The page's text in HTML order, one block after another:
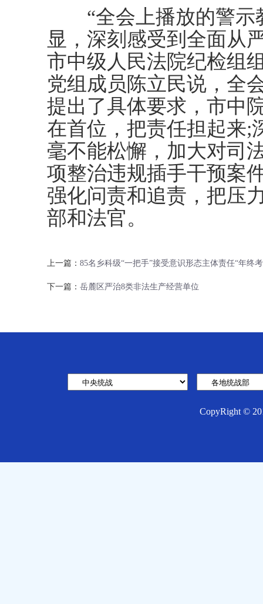
“全会上播放的警示
显，深刻感受到全面从
市中级人民法院纪检组
党组成员陈立民说，全
提出了具体要求，市中
在首位，把责任担起来;
毫不能松懈，加大对司
项整治违规插手干预案
强化问责和追责，把压
部和法官。
上一篇： 85名乡科级“一把手”接受意识形态主体责任“年终
下一篇： 岳麓区严治8类非法生产经营单位
CopyRight ©